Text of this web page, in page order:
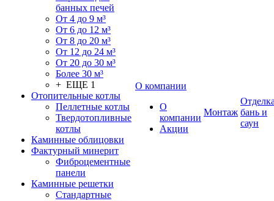
банных печей
От 4 до 9 м³
От 6 до 12 м³
От 8 до 20 м³
От 12 до 24 м³
От 20 до 30 м³
Более 30 м³
+ ЕЩЕ 1
Отопительные котлы
Пеллетные котлы
Твердотопливные
котлы
Каминные облицовки
Фактурный минерит
Фиброцементные
панели
Каминные решетки
Стандартные
О компании
О
компании
Акции
Монтаж бань и
саун